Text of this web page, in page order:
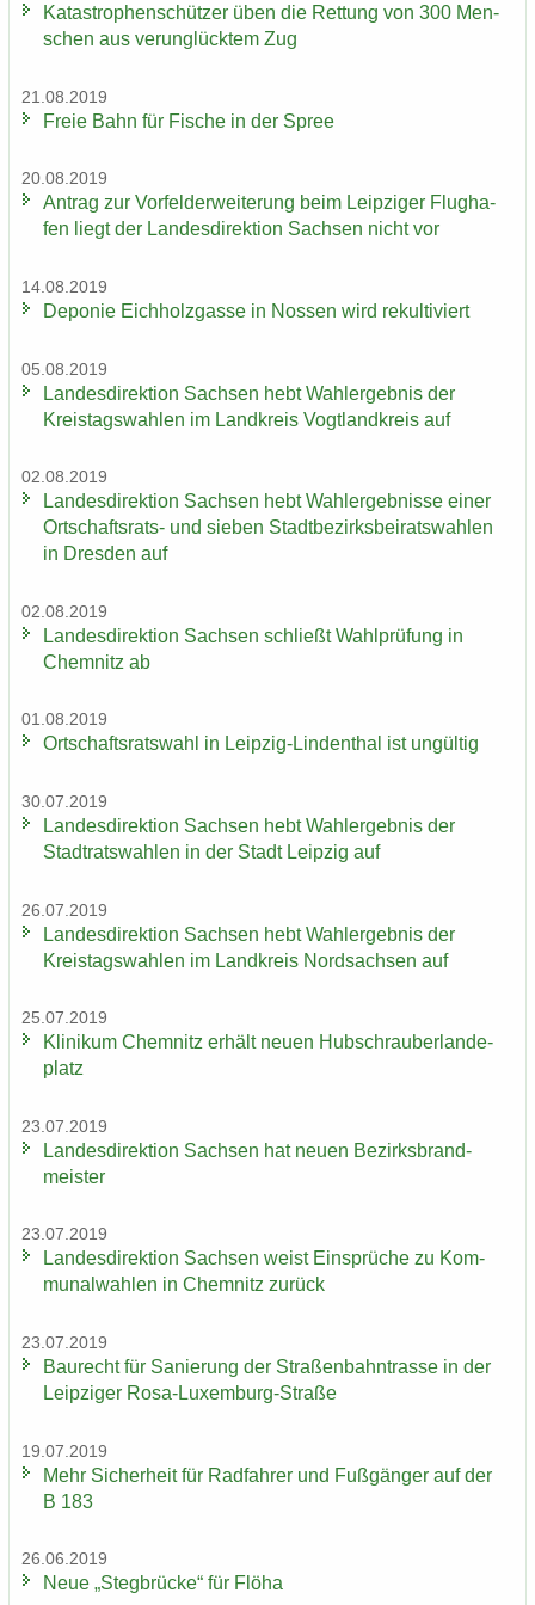
Ka­ta­stro­phen­schüt­zer üben die Ret­tung von 300 Men­
schen aus ver­un­glück­tem Zug
21.08.2019
Freie Bahn für Fi­sche in der Spree
20.08.2019
An­trag zur Vor­fel­d­er­wei­te­rung beim Leip­zi­ger Flug­ha­
fen liegt der Lan­des­di­rek­ti­on Sach­sen nicht vor
14.08.2019
De­po­nie Eich­holz­gas­se in Nos­sen wird re­kul­ti­viert
05.08.2019
Lan­des­di­rek­ti­on Sach­sen hebt Wahl­er­geb­nis der
Kreis­tags­wah­len im Land­kreis Vogt­land­kreis auf
02.08.2019
Lan­des­di­rek­ti­on Sach­sen hebt Wahl­er­geb­nis­se einer
Ortschaftsrats-​ und sie­ben Stadt­be­zirks­bei­rats­wah­len
in Dres­den auf
02.08.2019
Lan­des­di­rek­ti­on Sach­sen schließt Wahl­prü­fung in
Chem­nitz ab
01.08.2019
Ort­schafts­rats­wahl in Leipzig-​Lindenthal ist un­gül­tig
30.07.2019
Lan­des­di­rek­ti­on Sach­sen hebt Wahl­er­geb­nis der
Stadt­rats­wah­len in der Stadt Leip­zig auf
26.07.2019
Lan­des­di­rek­ti­on Sach­sen hebt Wahl­er­geb­nis der
Kreis­tags­wah­len im Land­kreis Nord­sach­sen auf
25.07.2019
Kli­ni­kum Chem­nitz er­hält neuen Hub­schrau­ber­lan­de­
platz
23.07.2019
Lan­des­di­rek­ti­on Sach­sen hat neuen Be­zirks­brand­
meis­ter
23.07.2019
Lan­des­di­rek­ti­on Sach­sen weist Ein­sprü­che zu Kom­
mu­nal­wah­len in Chem­nitz zu­rück
23.07.2019
Bau­recht für Sa­nie­rung der Stra­ßen­bahn­tras­se in der
Leip­zi­ger Rosa-​Luxemburg-Straße
19.07.2019
Mehr Si­cher­heit für Rad­fah­rer und Fuß­gän­ger auf der
B 183
26.06.2019
Neue „Steg­brü­cke“ für Flöha